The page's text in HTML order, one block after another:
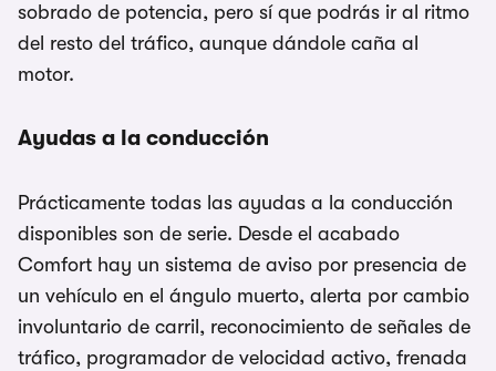
sobrado de potencia, pero sí que podrás ir al ritmo
del resto del tráfico, aunque dándole caña al
motor.
Ayudas a la conducción
Prácticamente todas las ayudas a la conducción
disponibles son de serie. Desde el acabado
Comfort hay un sistema de aviso por presencia de
un vehículo en el ángulo muerto, alerta por cambio
involuntario de carril, reconocimiento de señales de
tráfico, programador de velocidad activo, frenada